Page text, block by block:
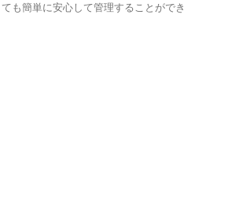
も簡単に安心して管理することができ